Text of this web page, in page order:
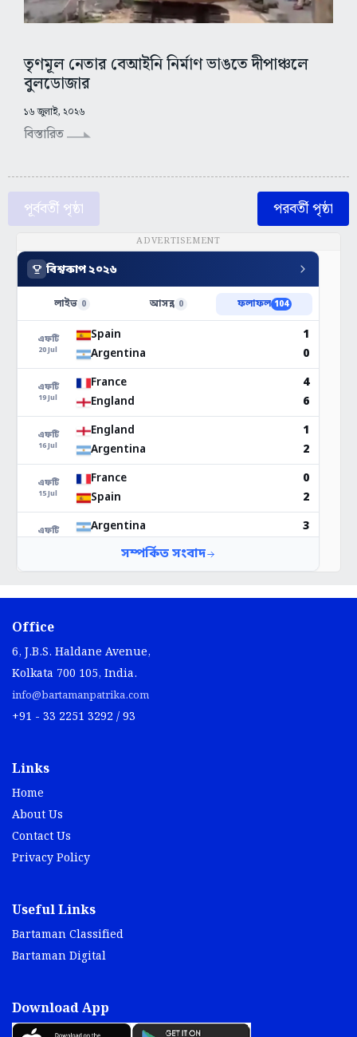
তৃণমূল নেতার বেআইনি নির্মাণ ভাঙতে দীপাঞ্চলে
বুলডোজার
১৬ জুলাই, ২০২৬
বিস্তারিত
পূর্ববর্তী পৃষ্ঠা পরবর্তী পৃষ্ঠা
ADVERTISEMENT
Office
6, J.B.S. Haldane Avenue,
Kolkata 700 105, India.
info@bartamanpatrika.com
+91 - 33 2251 3292 / 93
Links
Home
About Us
Contact Us
Privacy Policy
Useful Links
Bartaman Classified
Bartaman Digital
Download App